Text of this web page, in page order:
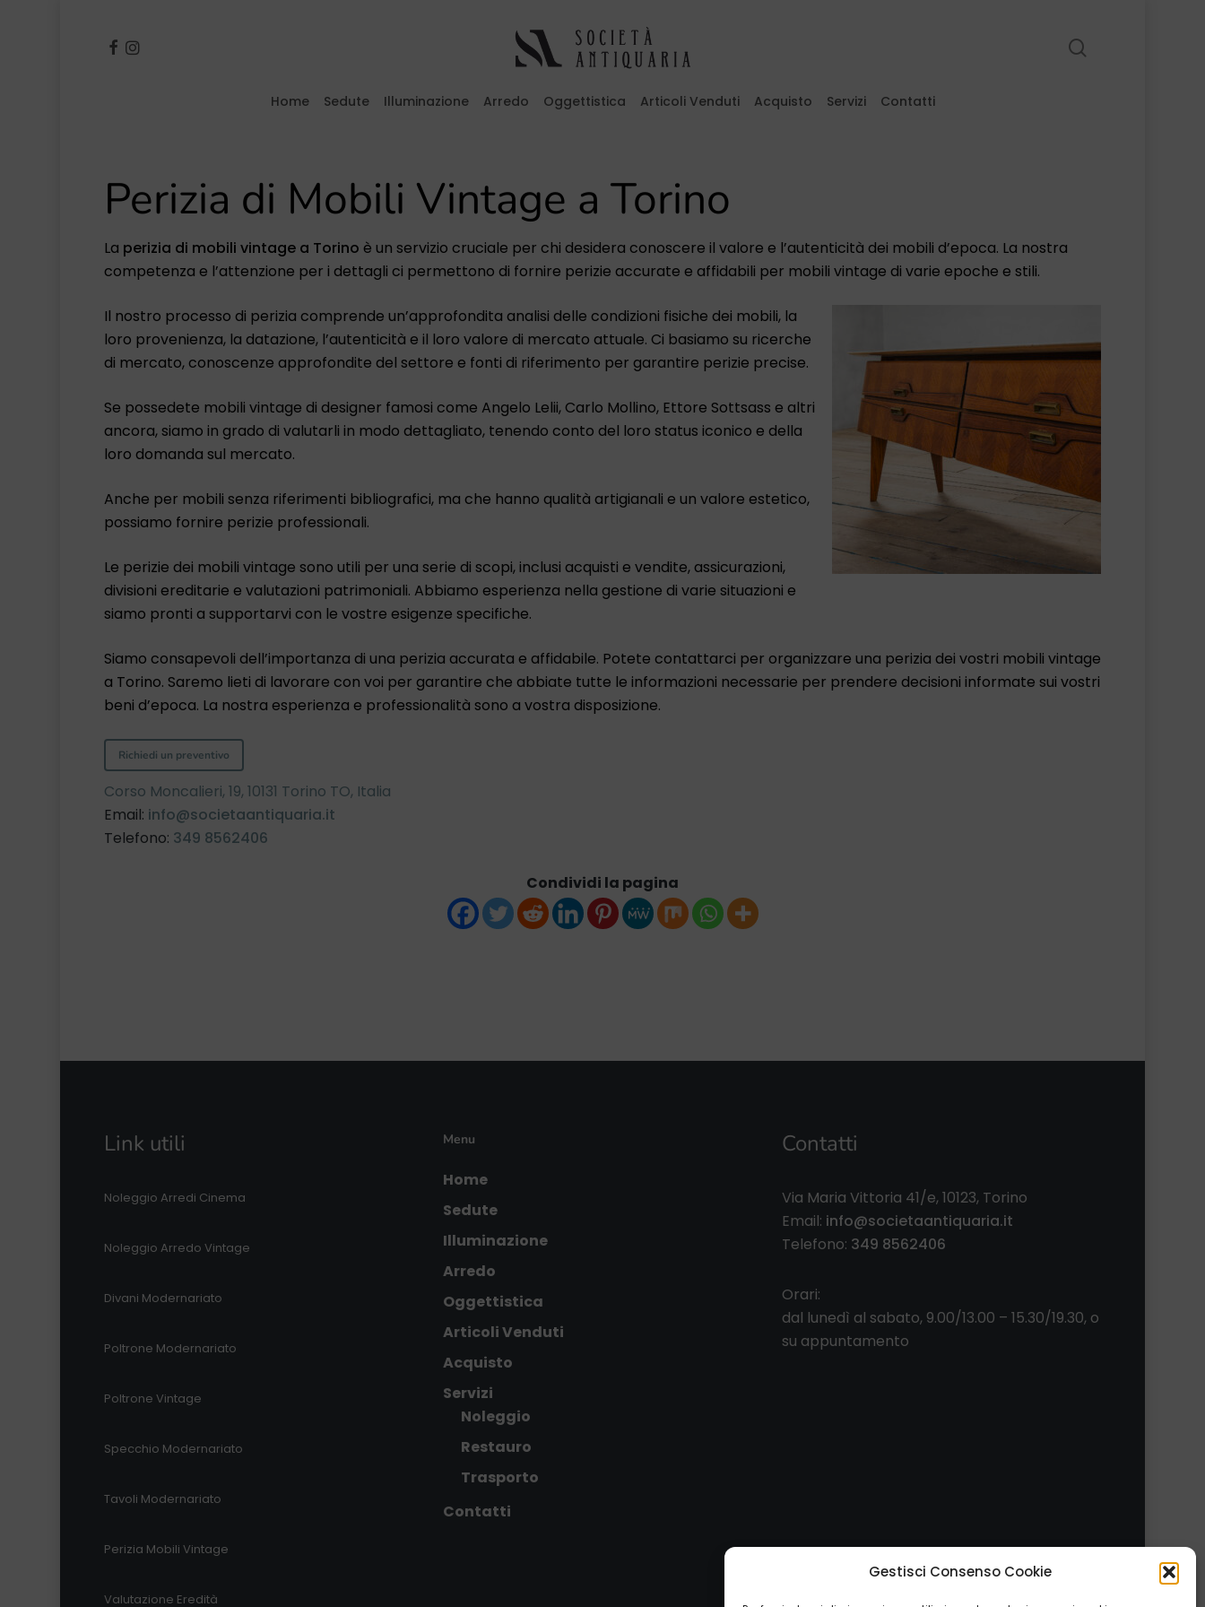
Gestisci Consenso Cookie
facebook
instagram
Home Sedute Illuminazione Arredo Oggettistica Articoli Venduti Acquisto Servizi Contatti
Perizia di Mobili Vintage a Torino
La perizia di mobili vintage a Torino è un servizio cruciale per chi desidera conoscere il valore e l’autenticità dei mobili d’epoca. La nostra
competenza e l’attenzione per i dettagli ci permettono di fornire perizie accurate e affidabili per mobili vintage di varie epoche e stili.
Il nostro processo di perizia comprende un’approfondita analisi delle condizioni fisiche dei mobili, la
loro provenienza, la datazione, l’autenticità e il loro valore di mercato attuale. Ci basiamo su ricerche
di mercato, conoscenze approfondite del settore e fonti di riferimento per garantire perizie precise.
Se possedete mobili vintage di designer famosi come Angelo Lelii, Carlo Mollino, Ettore Sottsass e altri
ancora, siamo in grado di valutarli in modo dettagliato, tenendo conto del loro status iconico e della
loro domanda sul mercato.
Anche per mobili senza riferimenti bibliografici, ma che hanno qualità artigianali e un valore estetico,
possiamo fornire perizie professionali.
Le perizie dei mobili vintage sono utili per una serie di scopi, inclusi acquisti e vendite, assicurazioni,
divisioni ereditarie e valutazioni patrimoniali. Abbiamo esperienza nella gestione di varie situazioni e
siamo pronti a supportarvi con le vostre esigenze specifiche.
Siamo consapevoli dell’importanza di una perizia accurata e affidabile. Potete contattarci per organizzare una perizia dei vostri mobili vintage
a Torino. Saremo lieti di lavorare con voi per garantire che abbiate tutte le informazioni necessarie per prendere decisioni informate sui vostri
beni d’epoca. La nostra esperienza e professionalità sono a vostra disposizione.
Richiedi un preventivo
Corso Moncalieri, 19, 10131 Torino TO, Italia
Email: info@societaantiquaria.it
Telefono: 349 8562406
Condividi la pagina
Link utili
Noleggio Arredi Cinema
Noleggio Arredo Vintage
Divani Modernariato
Poltrone Modernariato
Poltrone Vintage
Specchio Modernariato
Tavoli Modernariato
Perizia Mobili Vintage
Valutazione Eredità
Menu
Home
Sedute
Illuminazione
Arredo
Oggettistica
Articoli Venduti
Acquisto
Servizi
Noleggio
Restauro
Trasporto
Contatti
Contatti
Via Maria Vittoria 41/e, 10123, Torino
Email: info@societaantiquaria.it
Telefono: 349 8562406
Orari:
dal lunedì al sabato, 9.00/13.00 – 15.30/19.30, o
su appuntamento